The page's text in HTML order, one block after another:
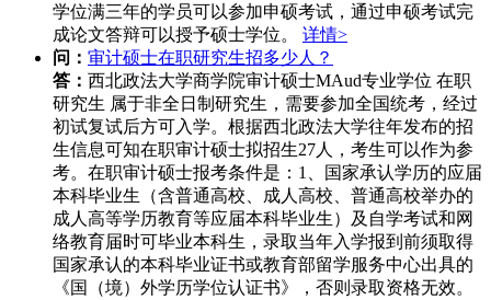
学位满三年的学员可以参加申硕考试，通过申硕考试完
成论文答辩可以授予硕士学位。 详情>
问： 审计硕士在职研究生招多少人？
答： 西北政法大学商学院审计硕士MAud专业学位 在职
研究生 属于非全日制研究生，需要参加全国统考，经过
初试复试后方可入学。根据西北政法大学往年发布的招
生信息可知在职审计硕士拟招生27人，考生可以作为参
考。在职审计硕士报考条件是：1、国家承认学历的应届
本科毕业生（含普通高校、成人高校、普通高校举办的
成人高等学历教育等应届本科毕业生）及自学考试和网
络教育届时可毕业本科生，录取当年入学报到前须取得
国家承认的本科毕业证书或教育部留学服务中心出具的
《国（境）外学历学位认证书》，否则录取资格无效。